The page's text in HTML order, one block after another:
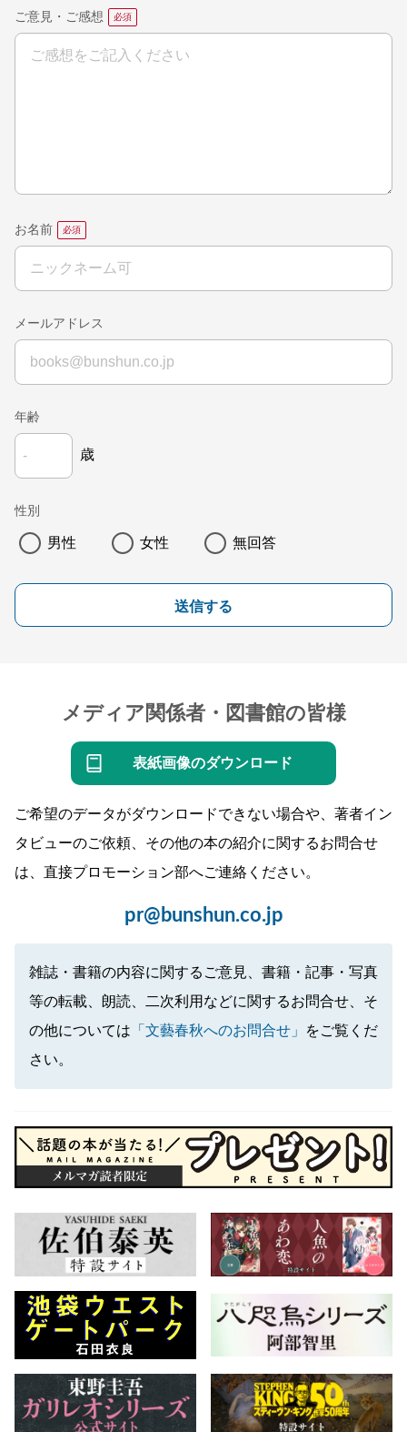
ご意見・ご感想
お名前
メールアドレス
年齢
歳
性別
男性 女性 無回答
送信する
メディア関係者・図書館の皆様
表紙画像のダウンロード
ご希望のデータがダウンロードできない場合や、著者イン
タビューのご依頼、その他の本の紹介に関するお問合せ
は、直接プロモーション部へご連絡ください。
pr@bunshun.co.jp
雑誌・書籍の内容に関するご意見、書籍・記事・写真
等の転載、朗読、二次利用などに関するお問合せ、そ
の他については 「文藝春秋へのお問合せ」
をご覧くだ
さい。